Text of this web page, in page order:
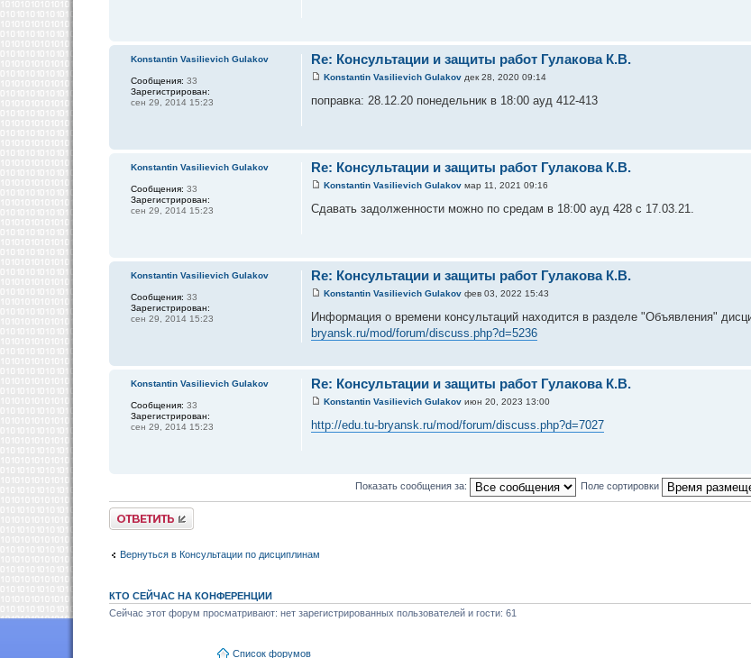
Re: Консультации и защиты работ Гулакова К.В.
Konstantin Vasilievich Gulakov дек 28, 2020 09:14
поправка: 28.12.20 понедельник в 18:00 ауд 412-413
Konstantin Vasilievich Gulakov
Сообщения: 33
Зарегистрирован:
сен 29, 2014 15:23
Re: Консультации и защиты работ Гулакова К.В.
Konstantin Vasilievich Gulakov мар 11, 2021 09:16
Сдавать задолженности можно по средам в 18:00 ауд 428 с 17.03.21.
Konstantin Vasilievich Gulakov
Сообщения: 33
Зарегистрирован:
сен 29, 2014 15:23
Re: Консультации и защиты работ Гулакова К.В.
Konstantin Vasilievich Gulakov фев 03, 2022 15:43
Информация о времени консультаций находится в разделе "Объявления"
bryansk.ru/mod/forum/discuss.php?d=5236
Konstantin Vasilievich Gulakov
Сообщения: 33
Зарегистрирован:
сен 29, 2014 15:23
Re: Консультации и защиты работ Гулакова К.В.
Konstantin Vasilievich Gulakov июн 20, 2023 13:00
http://edu.tu-bryansk.ru/mod/forum/discuss.php?d=7027
Konstantin Vasilievich Gulakov
Сообщения: 33
Зарегистрирован:
сен 29, 2014 15:23
Показать сообщения за: Поле сортировки
Ответить
Вернуться в Консультации по дисциплинам
КТО СЕЙЧАС НА КОНФЕРЕНЦИИ
Сейчас этот форум просматривают: нет зарегистрированных пользователей и гости: 61
Список форумов